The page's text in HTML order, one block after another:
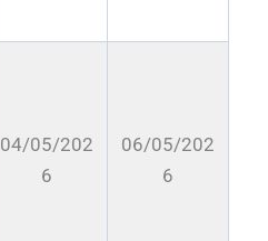
04/05/202
6
06/05/202
6